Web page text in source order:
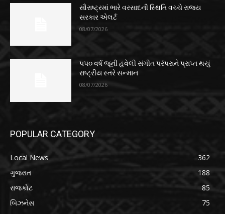
સૌરાષ્ટ્રમાં ભારે વરસાદની સ્થિતિ વચ્ચે રાજ્ય
સરકાર એલર્ટ
08/07/2026
૫૫૦ વર્ષ જૂની હવેલી સંગીત પરંપરાને પ્રાપ્ત થયું
રાષ્ટ્રીય સ્તરે સન્માન
08/07/2026
POPULAR CATEGORY
Local News
362
ગુજરાત
188
રાજકોટ
85
બિઝનેસ
75